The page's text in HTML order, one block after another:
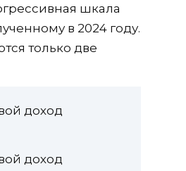
шкала
в 2024 году.
только две
доход
доход